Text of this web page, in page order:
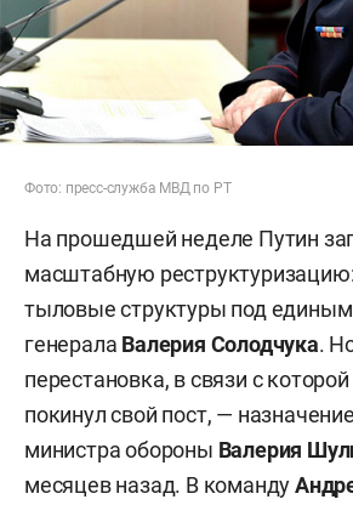
Фото: пресс-служба МВД по РТ
На прошедшей неделе Путин
масштабную
тыловые структуры под
генерала Валерия Солодчука.
перестановка, в связи с
покинул свой пост, —
министра обороны Валерия
месяцев назад. В команду